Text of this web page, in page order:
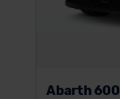
Abarth 600